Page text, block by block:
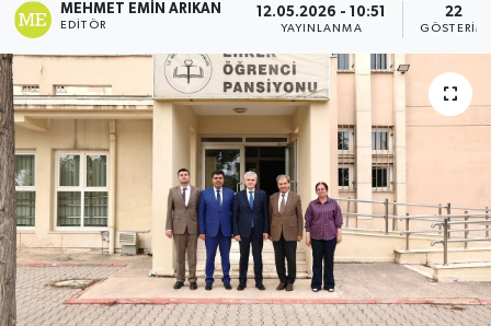
MEHMET EMIN ARIKAN
EDITÖR
12.05.2026 - 10:51
YAYINLANMA
22
GÖSTERIM